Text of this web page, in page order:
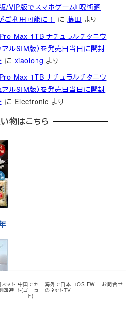
/VIP版でスマホゲーム『呪術廻
ご利用可能に！
に藤田 より
Max 1TB ナチュラルチタニウ
ルSIM版）を発売日当日に開封
にxiaolong より
Max 1TB ナチュラルチタニウ
ルSIM版）を発売日当日に開封
に Electronic より
物はこちら
ット
回避
中国でカー
ト(ゴーカー
ト)
海外で日本
のネットTV
iOS FW お問合せ